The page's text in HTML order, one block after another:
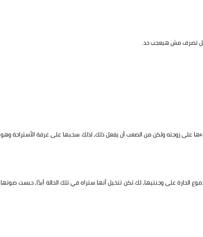
تصرف مش هيعجب حد.
على زوجته ولكن من الصعب أن يفعل ذلك، لذلك سحبها على غرفة الأستراحة وهو
الحارة على وجنتيها، لك تكن تتخيل أنها ستراه في تلك الحالة أبدًا، حبست صوتها